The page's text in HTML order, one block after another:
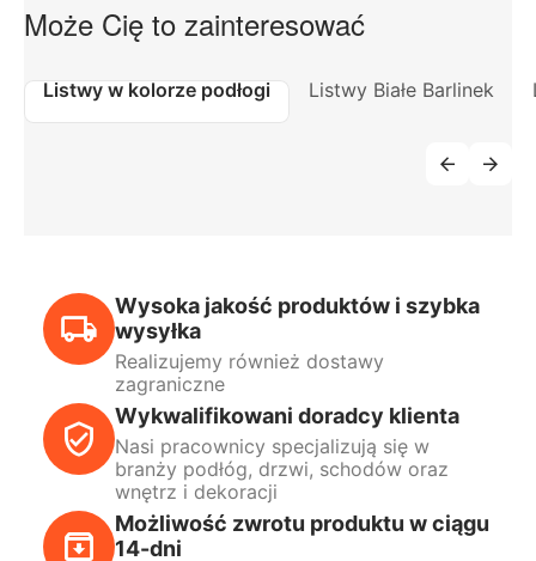
Może Cię to zainteresować
Listwy w kolorze podłogi Listwy Białe Barlinek
Wysoka jakość produktów i szybka
wysyłka
Realizujemy również dostawy
zagraniczne
Wykwalifikowani doradcy klienta
Nasi pracownicy specjalizują się w
branży podłóg, drzwi, schodów oraz
wnętrz i dekoracji
Możliwość zwrotu produktu w ciągu
14-dni